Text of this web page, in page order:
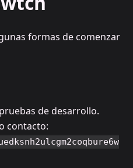
formas de comenzar
de desarrollo.
contacto: